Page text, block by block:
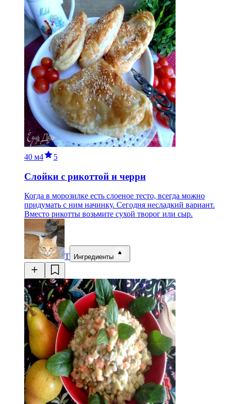
40 м4 5
Cлойки с рикоттой и черри
Когда в морозилке есть слоеное тесто, всегда можно
придумать с ним начинку. Сегодня несладкий вариант.
Вместо рикотты возьмите сухой творог или сыр.
Т Ингредиенты